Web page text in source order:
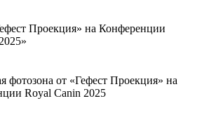
Проекция» на Конференции
фотозона от «Гефест Проекция» на
Royal Canin 2025